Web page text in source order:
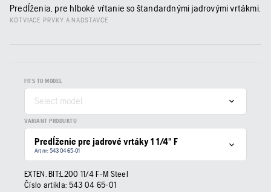
Predĺženia, pre hlboké vŕtanie so štandardnými jadrovými vrtákmi.
KOTVIACE PRVKY A NADSTAVCE
FITS TO MODEL
Select model
VARIANT PRODUKTU
Predĺženie pre jadrové vrtáky 1 1/4" F
Art nr: 543 04 65‑01
EXTEN. BIT:L200 11/4 F-M Steel
Číslo artikla: 543 04 65‑01